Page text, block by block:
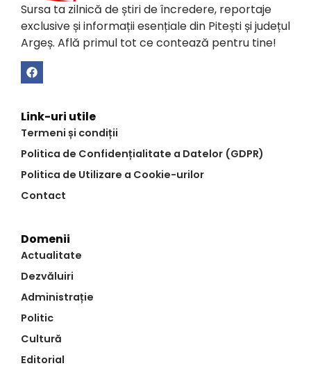
Sursa ta zilnică de știri de încredere, reportaje
exclusive și informații esențiale din Pitești și județul
Argeș. Află primul tot ce contează pentru tine!
Link-uri utile
Termeni și condiții
Politica de Confidențialitate a Datelor (GDPR)
Politica de Utilizare a Cookie-urilor
Contact
Domenii
Actualitate
Dezvăluiri
Administrație
Politic
Cultură
Editorial